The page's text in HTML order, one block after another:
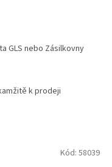
GLS nebo Zásilkovny
k prodeji
Kód: 58039